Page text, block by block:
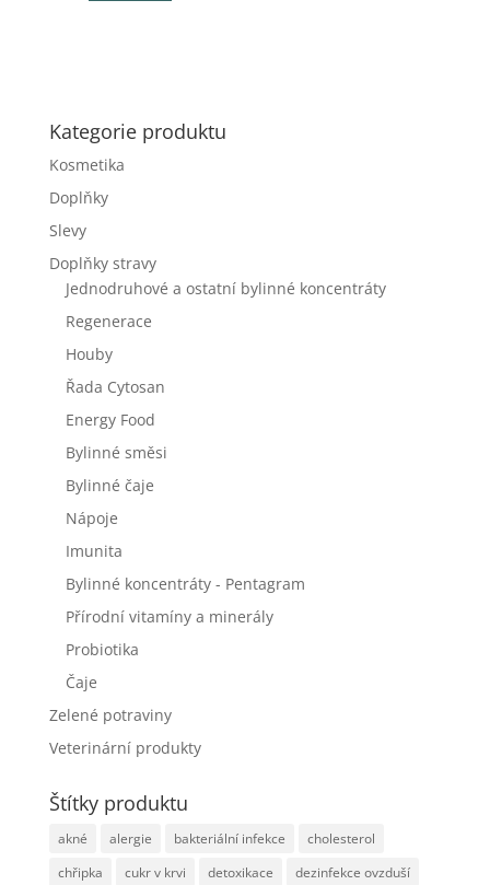
Kategorie produktu
Kosmetika
Doplňky
Slevy
Doplňky stravy
Jednodruhové a ostatní bylinné koncentráty
Regenerace
Houby
Řada Cytosan
Energy Food
Bylinné směsi
Bylinné čaje
Nápoje
Imunita
Bylinné koncentráty - Pentagram
Přírodní vitamíny a minerály
Probiotika
Čaje
Zelené potraviny
Veterinární produkty
Štítky produktu
akné alergie bakteriální infekce
cholesterol
chřipka
cukr v krvi detoxikace
dezinfekce ovzduší